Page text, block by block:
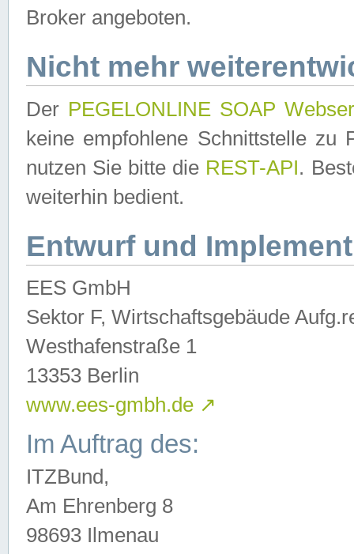
Broker angeboten.
Nicht mehr
Der PEGELONLINE SOAP
keine empfohlene Schnittstelle zu
nutzen Sie bitte die REST-API.
weiterhin bedient.
Entwurf und
EES GmbH
Sektor F, Wirtschaftsgebäude
Westhafenstraße 1
13353 Berlin
www.ees-gmbh.de ↗
Im Auftrag des:
ITZBund,
Am Ehrenberg 8
98693 Ilmenau